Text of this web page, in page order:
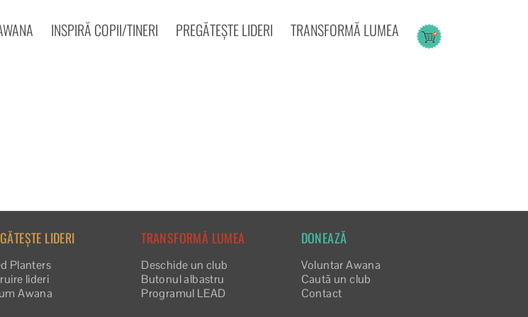
INSPIRĂ COPII/TINERI PREGĂTEȘTE LIDERI TRANSFORMĂ LUMEA
LIDERI
Planters
lideri
Awana
TRANSFORMĂ LUMEA
Deschide un club
Butonul albastru
Programul LEAD
DONEAZĂ
Voluntar Awana
Caută un club
Contact